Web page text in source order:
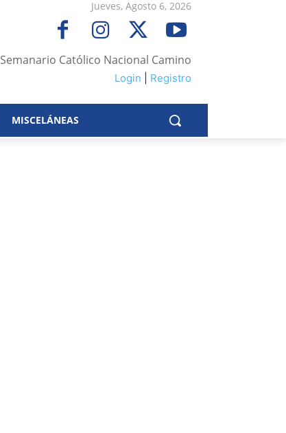
Jueves, Agosto 6, 2026
Semanario Católico Nacional Camino
Login Registro
MISCELÁNEAS